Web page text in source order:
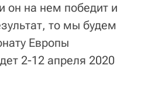
он на нем победит и
то мы будем
Европы
2-12 апреля 2020